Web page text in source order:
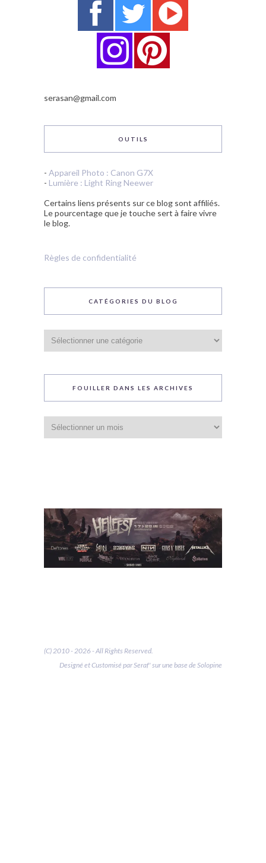
serasan@gmail.com
OUTILS
- Appareil Photo : Canon G7X
- Lumière : Light Ring Neewer
Certains liens présents sur ce blog sont affiliés.
Le pourcentage que je touche sert à faire vivre
le blog.
Règles de confidentialité
CATÉGORIES DU BLOG
du
blog
FOUILLER DANS LES ARCHIVES
dans
les
(C) 2010 - 2026 - All Rights Reserved.
Designé et Customisé par Seraf' sur une base de Solopine